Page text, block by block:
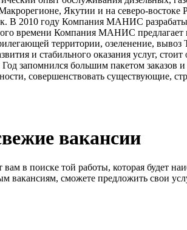
Якутии и на северо-востоке
В 2010 году Компания МАНИС
времени Компания МАНИС предлагает
территории, озеленение,
и стабильного оказания услуг,
запомнился большим пакетом заказов и
совершенствовать существующие,
вакансии
в поиске той работы, которая будет
вакансиям, сможете предложить свои